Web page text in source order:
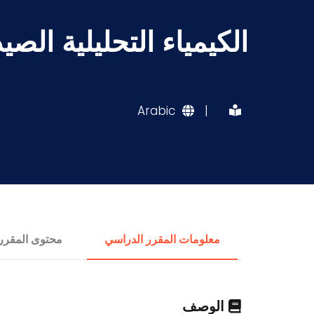
الكيمياء التحليلية
|
Arabic
معلومات المقرر الدراسي محتوى
الوصف